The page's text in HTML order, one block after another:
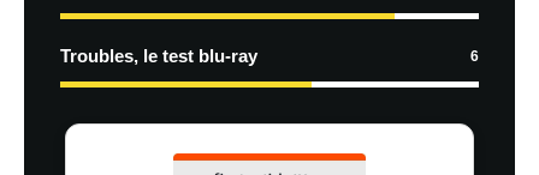
Troubles, le test blu-ray 6